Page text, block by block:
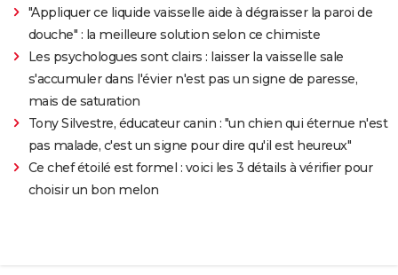
"Appliquer ce liquide vaisselle aide à dégraisser la paroi de
douche" : la meilleure solution selon ce chimiste
Les psychologues sont clairs : laisser la vaisselle sale
s'accumuler dans l'évier n'est pas un signe de paresse,
mais de saturation
Tony Silvestre, éducateur canin : "un chien qui éternue n'est
pas malade, c'est un signe pour dire qu'il est heureux"
Ce chef étoilé est formel : voici les 3 détails à vérifier pour
choisir un bon melon